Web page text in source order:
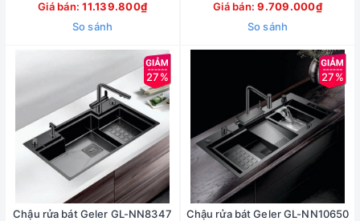
Giá bán:11.139.800₫
So sánh
Giá bán:9.709.000₫
So sánh
27%
Chậu rửa bát Geler GL-NN8347
27%
Chậu rửa bát Geler GL-NN10650